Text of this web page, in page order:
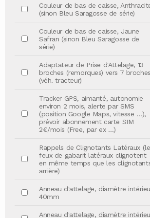
Couleur de bas de caisse,
(sinon Bleu Saragosse de série)
Couleur de bas de caisse, Jaune
Safran (sinon Bleu Saragosse de
série)
Adaptateur de Prise d'Attelage, 13
broches (remorques) vers 7 broches
(véh. tracteur)
Tracker GPS, aimanté, autonomie
environ 2 mois, alerte par SMS
(position Google Maps, vitesse …),
prévoir abonnement carte SIM
2€/mois (Free, par ex …)
Rappels de Clignotants Latéraux
feux de gabarit latéraux clignotent
en même temps que les
arrière)
Anneau d'attelage, diamètre
40mm
Anneau d'attelage, diamètre